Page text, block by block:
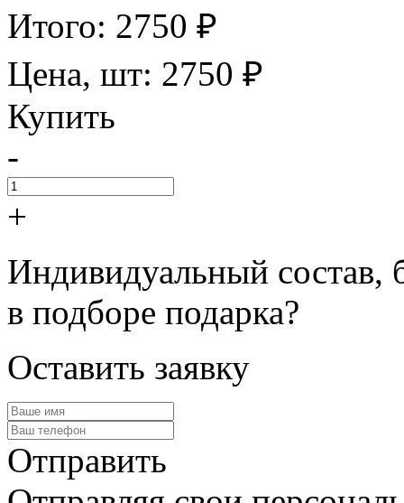
Итого: 2750 ₽
Цена, шт: 2750 ₽
Купить
-
+
Индивидуальный состав,
в подборе подарка?
Оставить заявку
Отправить